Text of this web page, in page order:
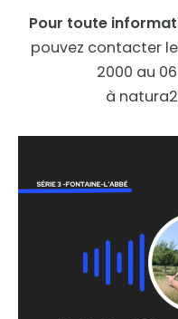
Pour toute
pouvez contacter
2000 au
à